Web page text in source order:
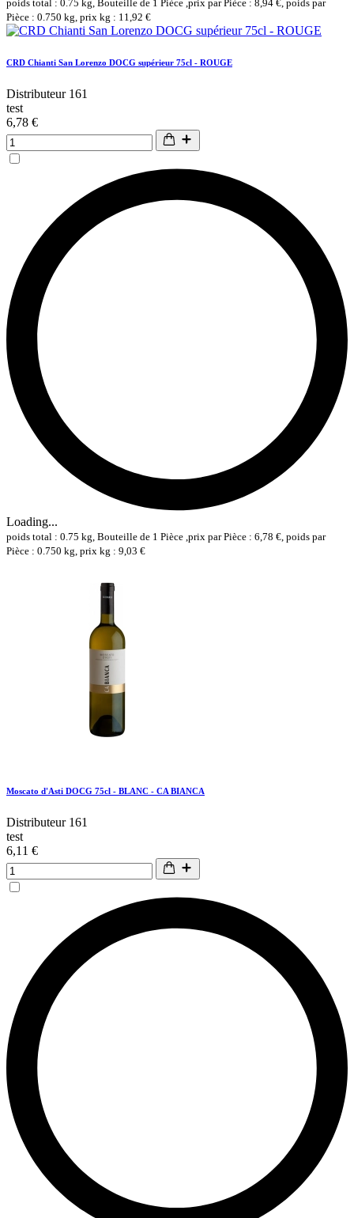
poids total : 0.75 kg, Bouteille de 1 Pièce ,prix par Pièce : 8,94 €, poids par
Pièce : 0.750 kg, prix kg : 11,92 €
CRD Chianti San Lorenzo DOCG supérieur 75cl - ROUGE
Distributeur 161
test
6,78 €
Loading...
poids total : 0.75 kg, Bouteille de 1 Pièce ,prix par Pièce : 6,78 €, poids par
Pièce : 0.750 kg, prix kg : 9,03 €
Moscato d'Asti DOCG 75cl - BLANC - CA BIANCA
Distributeur 161
test
6,11 €